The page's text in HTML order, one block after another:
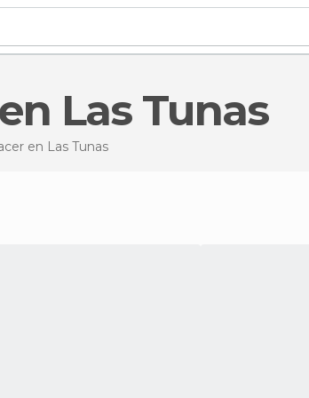
Las Tunas
en Las Tunas